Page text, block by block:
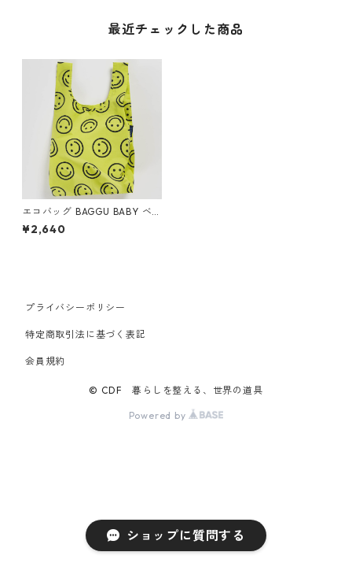
ショップに質問する
最近チェックした商品
エコバッグ BAGGU BABY ベ
ビーバグゥ バグー ハッピー
¥2,640
プライバシーポリシー
特定商取引法に基づく表記
会員規約
© CDF 暮らしを整える、世界の道具
Powered by